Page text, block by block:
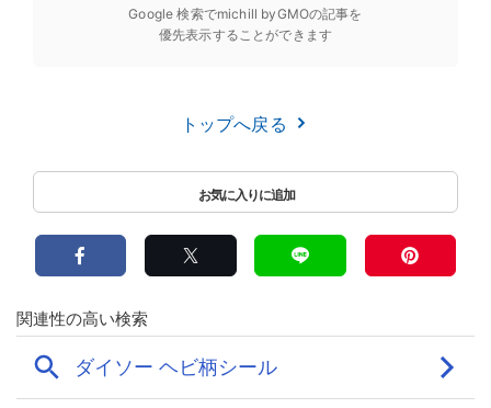
Google 検索でmichill byGMOの記事を
優先表示することができます
トップへ戻る